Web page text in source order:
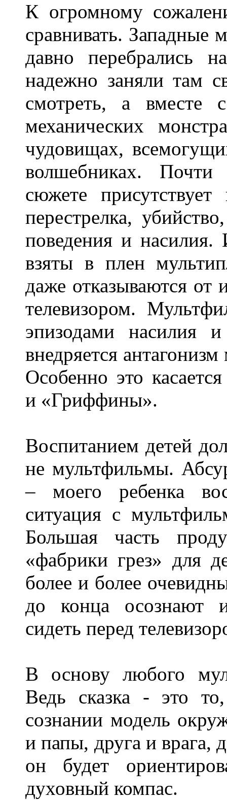
К огромному
сравнивать. Западные
давно перебрались
надежно заняли там
смотреть, а вместе
механических
чудовищах,
волшебниках.
сюжете
перестрелка,
поведения и насилия.
взяты в плен
даже отказываются
телевизором.
эпизодами насилия
внедряется
Особенно это
и «Гриффины».
Воспитанием детей
не мультфильмы.
– моего ребенка
ситуация с
Большая часть
«фабрики грез» для
более и более
до конца осознают
сидеть перед
В основу любого
Ведь сказка - это
сознании модель
и папы, друга и врага,
он будет
духовный компас.